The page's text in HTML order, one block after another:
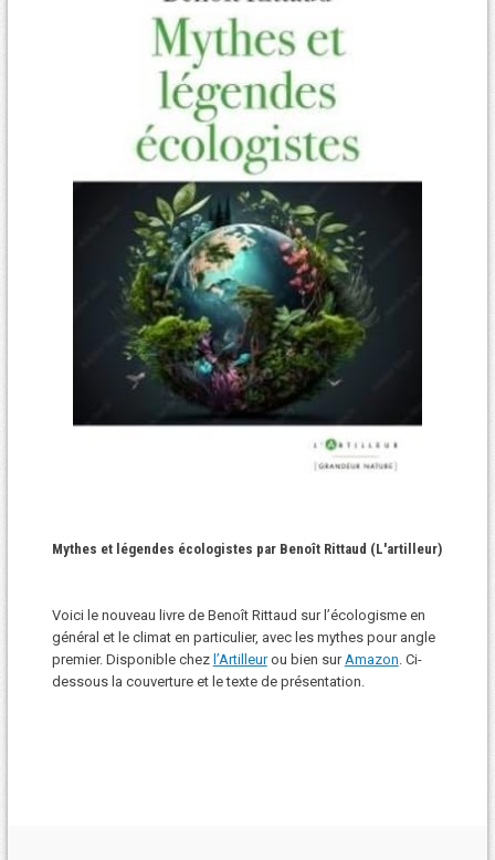
Mythes et légendes écologistes par Benoît Rittaud (L'artilleur)
Voici le nouveau livre de Benoît Rittaud sur l’écologisme en
général et le climat en particulier, avec les mythes pour angle
premier. Disponible chez l’Artilleurou bien surAmazon. Ci-
dessous la couverture et le texte de présentation.